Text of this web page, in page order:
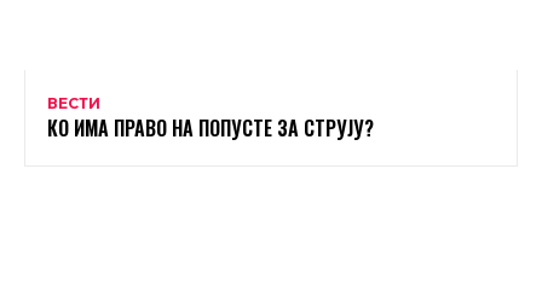
ВЕСТИ
КО ИМА ПРАВО НА ПОПУСТЕ ЗА СТРУЈУ?